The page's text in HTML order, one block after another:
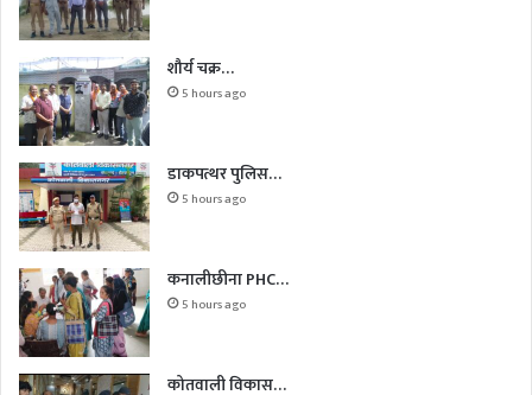
शौर्य चक्र…
5 hours ago
डाकपत्थर पुलिस…
5 hours ago
कनालीछीना PHC…
5 hours ago
कोतवाली विकास…